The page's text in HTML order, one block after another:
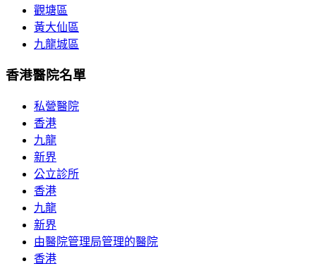
觀塘區
黃大仙區
九龍城區
香港醫院名單
私營醫院
香港
九龍
新界
公立診所
香港
九龍
新界
由醫院管理局管理的醫院
香港